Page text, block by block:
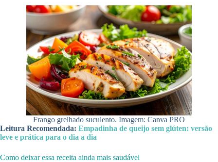
Frango grelhado suculento. Imagem: Canva PRO
Leitura Recomendada: Empadinha de queijo sem glúten: versão
leve e prática para o dia a dia
Como deixar essa receita ainda mais saudável